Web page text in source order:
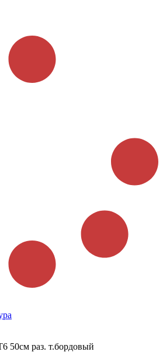
50см раз. т.бордовый